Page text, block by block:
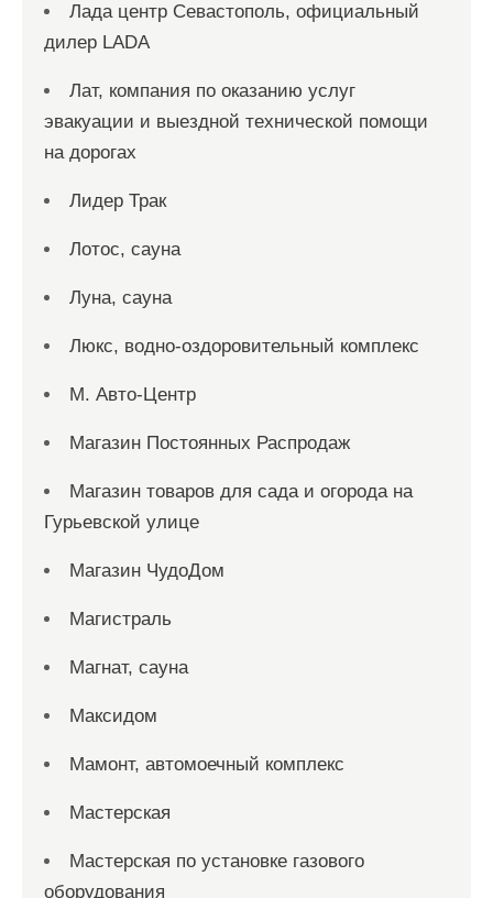
Лада центр Севастополь, официальный
дилер LADA
Лат, компания по оказанию услуг
эвакуации и выездной технической помощи
на дорогах
Лидер Трак
Лотос, сауна
Луна, сауна
Люкс, водно-оздоровительный комплекс
М. Авто-Центр
Магазин Постоянных Распродаж
Магазин товаров для сада и огорода на
Гурьевской улице
Магазин ЧудоДом
Магистраль
Магнат, сауна
Максидом
Мамонт, автомоечный комплекс
Мастерская
Мастерская по установке газового
оборудования